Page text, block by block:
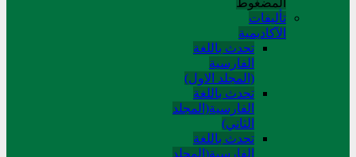
المضغوط
تألیفات
الآکادیمیة
تحدث باللغة
الفارسية
(المجلد الاول)
تحدث باللغة
الفارسية(المجلد
الثاني)
تحدث باللغة
الفارسية(المجلد